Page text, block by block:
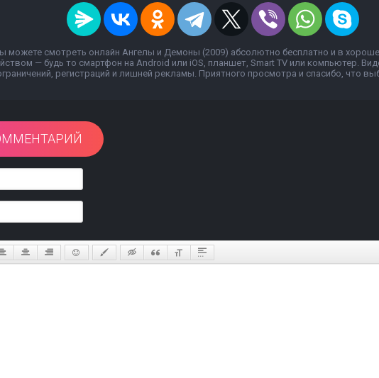
можете смотреть онлайн Ангелы и Демоны (2009) абсолютно бесплатно и в
— будь то смартфон на Android или iOS, планшет, Smart TV или компьютер.
регистраций и лишней рекламы. Приятного просмотра и спасибо, что